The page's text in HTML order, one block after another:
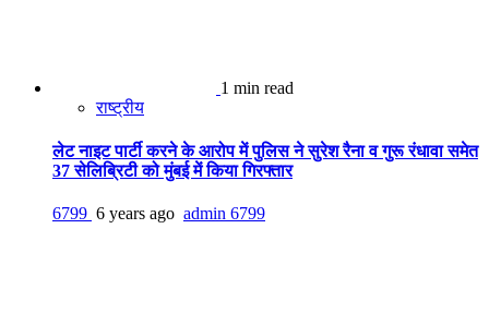
1 min read
राष्ट्रीय
लेट नाइट पार्टी करने के आरोप में पुलिस ने सुरेश रैना व गुरू रंधावा समेत
37 सेलिब्रिटी को मुंबई में किया गिरफ्तार
6799 6 years ago admin 6799